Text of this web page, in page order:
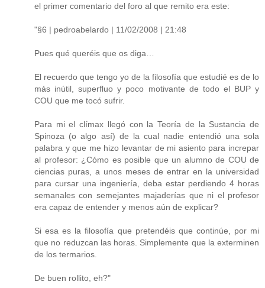
el primer comentario del foro al que remito era este:
"§6 | pedroabelardo | 11/02/2008 | 21:48
Pues qué queréis que os diga…
El recuerdo que tengo yo de la filosofía que estudié es de lo
más inútil, superfluo y poco motivante de todo el BUP y
COU que me tocó sufrir.
Para mi el clímax llegó con la Teoría de la Sustancia de
Spinoza (o algo así) de la cual nadie entendió una sola
palabra y que me hizo levantar de mi asiento para increpar
al profesor: ¿Cómo es posible que un alumno de COU de
ciencias puras, a unos meses de entrar en la universidad
para cursar una ingeniería, deba estar perdiendo 4 horas
semanales con semejantes majaderías que ni el profesor
era capaz de entender y menos aún de explicar?
Si esa es la filosofía que pretendéis que continúe, por mi
que no reduzcan las horas. Simplemente que la exterminen
de los termarios.
De buen rollito, eh?"